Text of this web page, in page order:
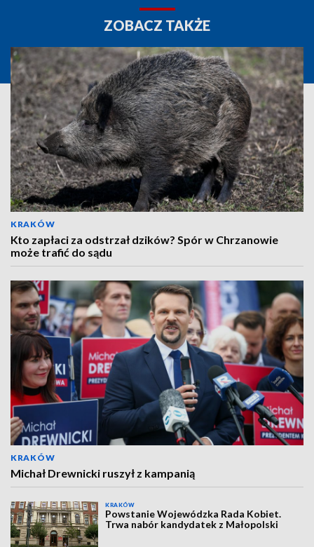
ZOBACZ TAKŻE
KRAKÓW
Kto zapłaci za odstrzał dzików? Spór w Chrzanowie
może trafić do sądu
KRAKÓW
Michał Drewnicki ruszył z kampanią
KRAKÓW
Powstanie Wojewódzka Rada Kobiet.
Trwa nabór kandydatek z Małopolski